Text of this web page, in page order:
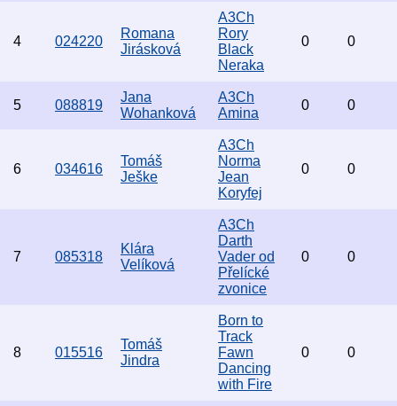
4 024220
Romana
Jirásková
A3Ch
Rory
Black
Neraka
0 0
5 088819
Jana
Wohanková
A3Ch
Amina
0 0
6 034616
Tomáš
Ješke
A3Ch
Norma
Jean
Koryfej
0 0
7 085318
Klára
Velíková
A3Ch
Darth
Vader od
Přelícké
zvonice
0 0
8 015516
Tomáš
Jindra
Born to
Track
Fawn
Dancing
with Fire
0 0